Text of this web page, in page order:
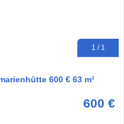
1 / 1
600 € 63 m²
600 €